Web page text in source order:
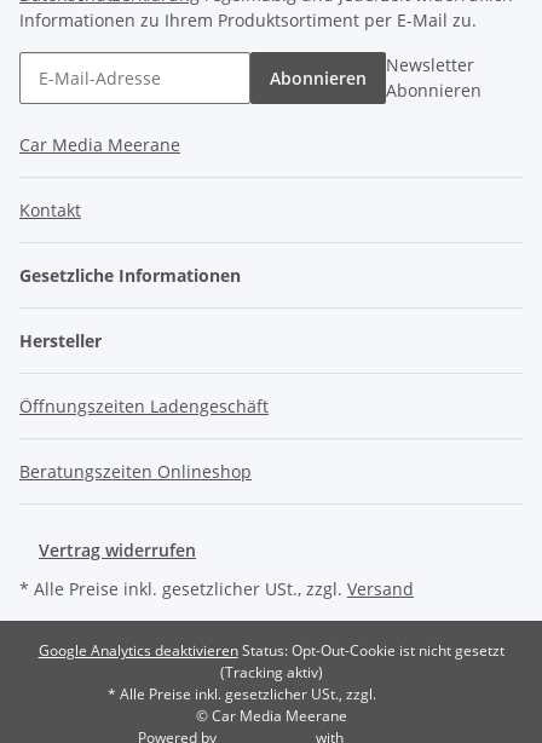
Informationen zu Ihrem Produktsortiment per E-Mail zu.
Abonnieren
Newsletter
Abonnieren
Car Media Meerane
Kontakt
Gesetzliche Informationen
Hersteller
Öffnungszeiten Ladengeschäft
Beratungszeiten Onlineshop
Vertrag widerrufen
* Alle Preise inkl. gesetzlicher USt., zzgl. Versand
Google Analytics deaktivieren Status: Opt-Out-Cookie ist nicht gesetzt
(Tracking aktiv)
* Alle Preise inkl. gesetzlicher USt., zzgl.
© Car Media Meerane
Powered by
with